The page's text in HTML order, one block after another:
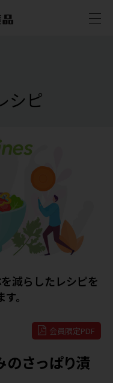
シピ
減らしたレシピを
。
会員限定PDF
のさっぱり漬